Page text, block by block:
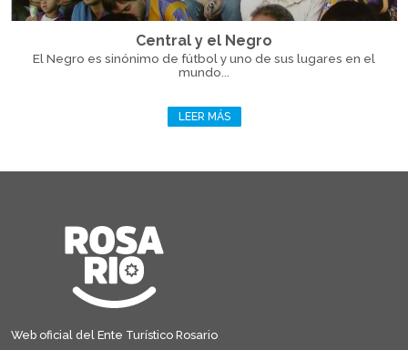
Central y el Negro
El Negro es sinónimo de fútbol y uno de sus lugares en el
mundo...
LEER MÁS
Web oficial del Ente Turístico Rosario